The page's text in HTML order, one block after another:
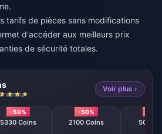
tarifs de pièces sans modifications
d'accéder aux meilleurs prix
de sécurité totales.
vendu
Voir plus ›
-50%
5330 Coins
-50%
2100 Coins 508